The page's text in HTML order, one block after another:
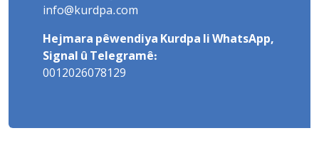
info@kurdpa.com
Hejmara pêwendiya Kurdpa li WhatsApp,
Signal û Telegramê:
0012026078129